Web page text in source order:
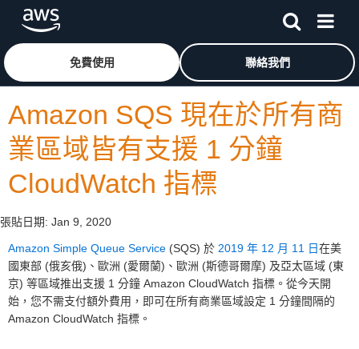
跳至主要內容按一下這裡可返回 Amazon Web Services 首頁
免費使用 聯絡我們
Amazon SQS 現在於所有商
業區域皆有支援 1 分鐘
CloudWatch 指標
張貼日期: Jan 9, 2020
Amazon Simple Queue Service (SQS) 於 2019 年 12 月 11 日在美
國東部 (俄亥俄)、歐洲 (愛爾蘭)、歐洲 (斯德哥爾摩) 及亞太區域 (東
京) 等區域推出支援 1 分鐘 Amazon CloudWatch 指標。從今天開
始，您不需支付額外費用，即可在所有商業區域設定 1 分鐘間隔的
Amazon CloudWatch 指標。